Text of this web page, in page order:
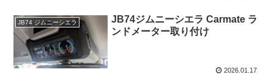
JB74 ジムニーシエラ
JB74ジムニーシエラ Carmate ラ
ンドメーター取り付け
2026.01.17